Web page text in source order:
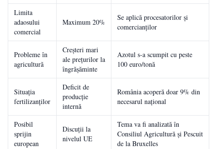
Limita
adaosului
comercial
Maximum 20%
Se aplică procesatorilor și
comercianților
Probleme în
agricultură
Creșteri mari
ale prețurilor la
îngrășăminte
Azotul s-a scumpit cu peste
100 euro/tonă
Situația
fertilizanților
Deficit de
producție
internă
România acoperă doar 9% din
necesarul național
Posibil
sprijin
european
Discuții la
nivelul UE
Tema va fi analizată în
Consiliul Agricultură și Pescuit
de la Bruxelles